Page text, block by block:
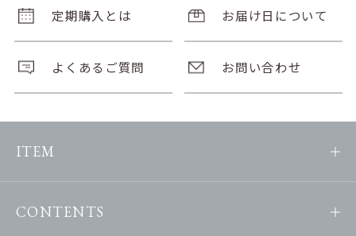
定期購入とは お届け日について
よくあるご質問 お問い合わせ
ITEM
CONTENTS